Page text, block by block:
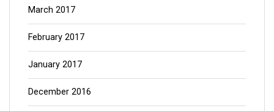
March 2017
February 2017
January 2017
December 2016